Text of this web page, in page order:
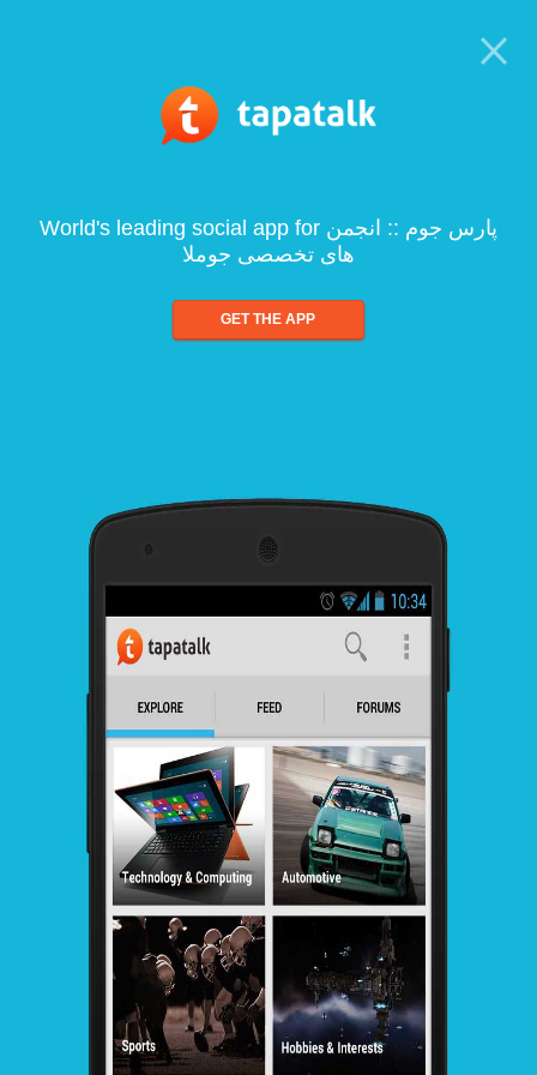
World's leading social app for پارس جوم :: انجمن
های تخصصی جوملا
GET THE APP